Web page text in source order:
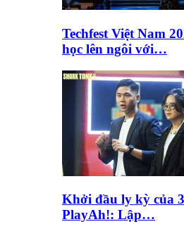
Techfest Việt Nam
học lên ngôi với…
Khởi đầu ly kỳ của
PlayAh!: Lập…